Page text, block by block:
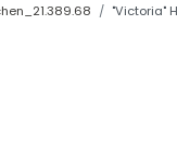
"Victoria"